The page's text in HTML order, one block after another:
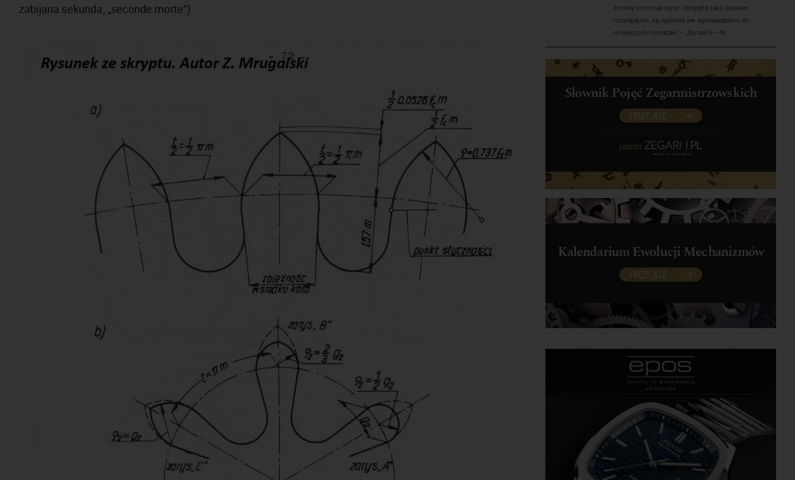
zabijana sekunda, „seconde morte”).
zmiany konstrukcyjne i przyjęte jako bazowe
rozwiązanie, są opisane we wprowadzeniu do
niniejszych rozważań – „Epizod 5 – N ...
Słownik Pojęć Zegarmistrzowskich
PRZEJDŹ
patron
Kalendarium Ewolucji Mechanizmów
PRZEJDŹ